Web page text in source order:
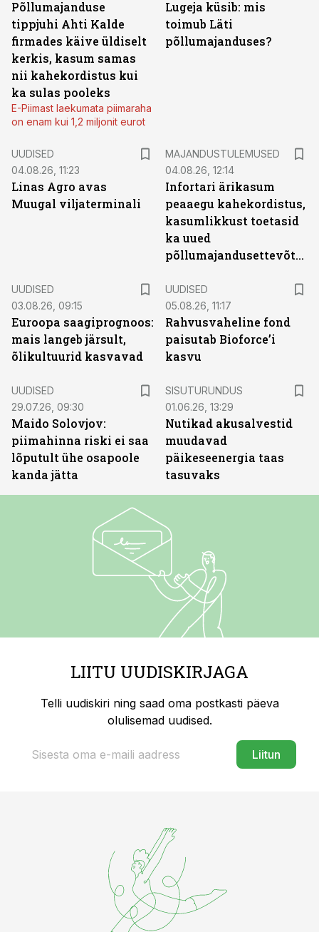
Põllumajanduse
tippjuhi Ahti Kalde
firmades käive üldiselt
kerkis, kasum samas
nii kahekordistus kui
ka sulas pooleks
E-Piimast laekumata piimaraha
on enam kui 1,2 miljonit eurot
Lugeja küsib: mis
toimub Läti
põllumajanduses?
UUDISED
04.08.26, 11:23
Linas Agro avas
Muugal viljaterminali
MAJANDUSTULEMUSED
04.08.26, 12:14
Infortari ärikasum
peaaegu kahekordistus,
kasumlikkust toetasid
ka uued
põllumajandusettevõtted
UUDISED
03.08.26, 09:15
Euroopa saagiprognoos:
mais langeb järsult,
õlikultuurid kasvavad
UUDISED
05.08.26, 11:17
Rahvusvaheline fond
paisutab Bioforce’i
kasvu
UUDISED
29.07.26, 09:30
Maido Solovjov:
piimahinna riski ei saa
lõputult ühe osapoole
kanda jätta
SISUTURUNDUS
01.06.26, 13:29
Nutikad akusalvestid
muudavad
päikeseenergia taas
tasuvaks
LIITU UUDISKIRJAGA
Telli uudiskiri ning saad oma postkasti päeva
olulisemad uudised.
Liitun